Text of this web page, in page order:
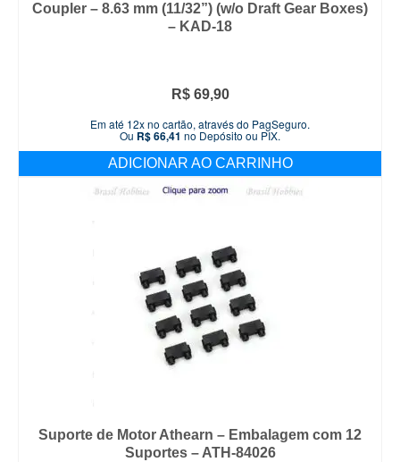
Coupler – 8.63 mm (11/32”) (w/o Draft Gear Boxes)
– KAD-18
R$69,90
Em até 12x no cartão, através do PagSeguro.
Ou R$66,41 no Depósito ou PIX.
ADICIONAR AO CARRINHO
Suporte de Motor Athearn – Embalagem com 12
Suportes – ATH-84026